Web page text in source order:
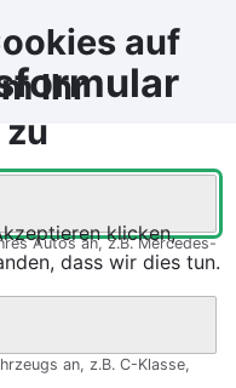
auf
Ihr
klicken,
dass wir dies tun.
Autos an, z.B. Mercedes-
an, z.B. C-Klasse,